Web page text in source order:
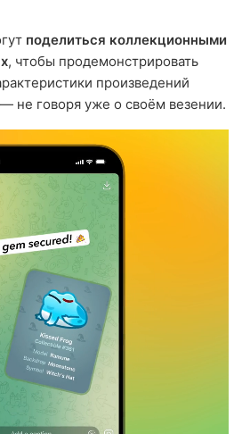
поделиться коллекционными
, чтобы продемонстрировать
произведений
не говоря уже о своём везении.